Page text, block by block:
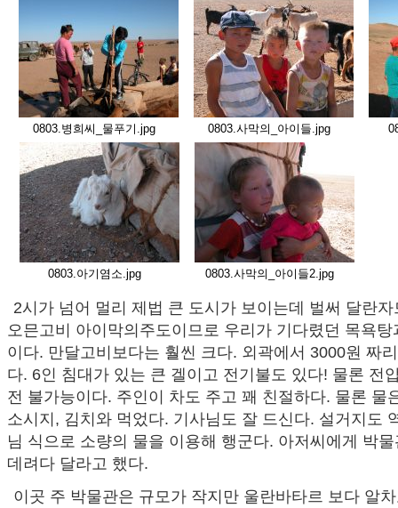
0803.병희씨_물푸기.jpg 0803.사막의_아이들.jpg
0803.아기염소.jpg 0803.사막의_아이들2.jpg
2시가 넘어 멀리 제법 큰 도시가 보이는데 벌써 달란
오믄고비 아이막의주도이므로 우리가 기다렸던 목욕
이다. 만달고비보다는 훨씬 크다. 외곽에서 3000원 짜
다. 6인 침대가 있는 큰 겔이고 전기불도 있다! 물론 전
전 불가능이다. 주인이 차도 주고 꽤 친절하다. 물론 물
소시지, 김치와 먹었다. 기사님도 잘 드신다. 설거지도
님 식으로 소량의 물을 이용해 행군다. 아저씨에게 박
데려다 달라고 했다.
이곳 주 박물관은 규모가 작지만 울란바타르 보다 알